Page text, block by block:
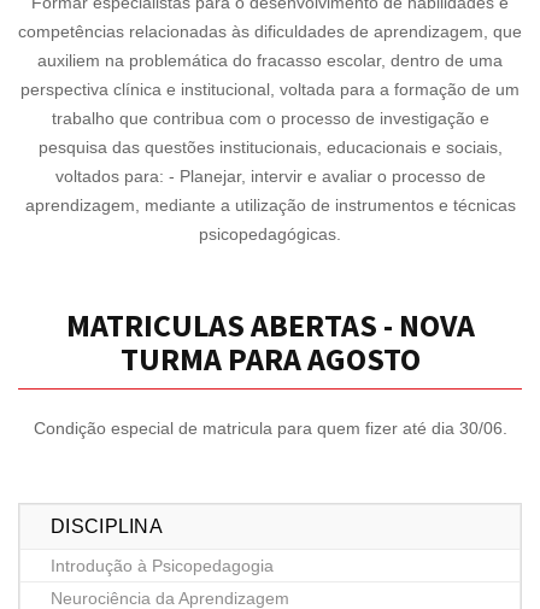
competências relacionadas às dificuldades de aprendizagem, que
auxiliem na problemática do fracasso escolar, dentro de uma
perspectiva clínica e institucional, voltada para a formação de um
trabalho que contribua com o processo de investigação e
pesquisa das questões institucionais, educacionais e sociais,
voltados para: - Planejar, intervir e avaliar o processo de
aprendizagem, mediante a utilização de instrumentos e técnicas
psicopedagógicas.
MATRICULAS ABERTAS - NOVA
TURMA PARA AGOSTO
Condição especial de matricula para quem fizer até dia 30/06.
DISCIPLINA
Introdução à Psicopedagogia
Neurociência da Aprendizagem